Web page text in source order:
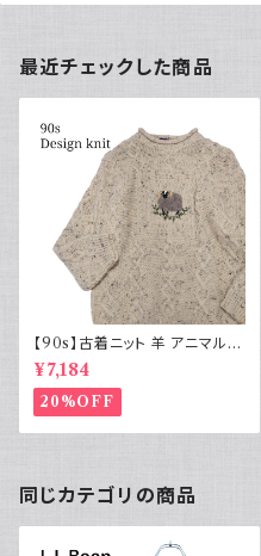
最近チェックした商品
【90s】古着ニット 羊 アニマル柄
アランニット ウール ケーブル編
み
¥7,184
20%OFF
同じカテゴリの商品